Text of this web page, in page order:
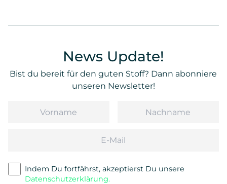
News Update!
Bist du bereit für den guten Stoff? Dann abonniere
unseren Newsletter!
Indem Du fortfährst, akzeptierst Du unsere
Datenschutzerklärung.